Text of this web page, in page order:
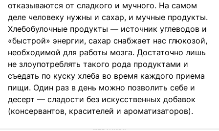
отказываются от сладкого и мучного. На самом
деле человеку нужны и сахар, и мучные продукты.
Хлебобулочные продукты — источник углеводов и
«быстрой» энергии, сахар снабжает нас глюкозой,
необходимой для работы мозга. Достаточно лишь
не злоупотреблять такого рода продуктами и
съедать по куску хлеба во время каждого приема
пищи. Один раз в день можно позволить себе и
десерт — сладости без искусственных добавок
(консервантов, красителей и ароматизаторов).